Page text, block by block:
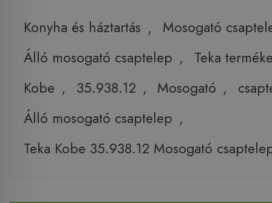
Konyha és háztartás ,
Mosogató
Álló mosogató csaptelep ,
Teka
Kobe , 35.938.12 , Mosogató ,
Álló mosogató csaptelep ,
Teka Kobe 35.938.12 Mosogató